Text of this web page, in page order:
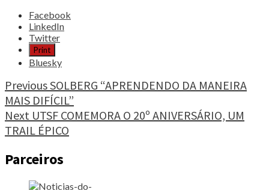
Share
post
"NELSON
OLIVEIRA,
MIL
KM
DE
HISTÓRIA"
Facebook
LinkedIn
Twitter
Print
Bluesky
Continue
Reading
PreviousSOLBERG “APRENDENDO DA MANEIRA
MAIS DIFÍCIL”
Next UTSF COMEMORA O 20º ANIVERSÁRIO, UM
TRAIL ÉPICO
Parceiros